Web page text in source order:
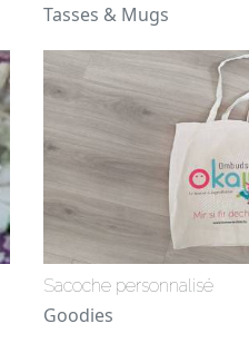
Tasses & Mugs
Sacoche personnalisé
Goodies